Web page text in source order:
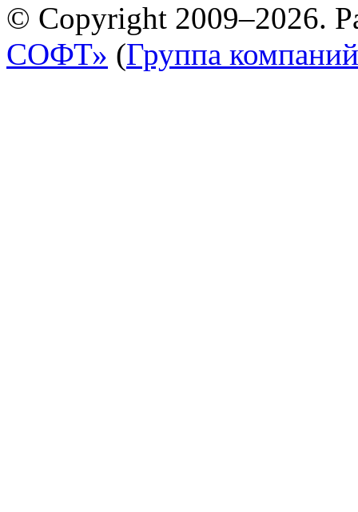
© Copyright 2009–2026.
СОФТ» (Группа